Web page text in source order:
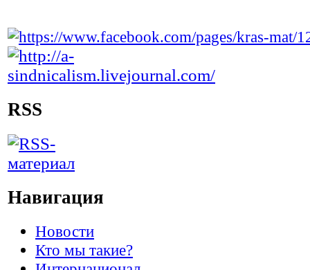
RSS
Навигация
Новости
Кто мы такие?